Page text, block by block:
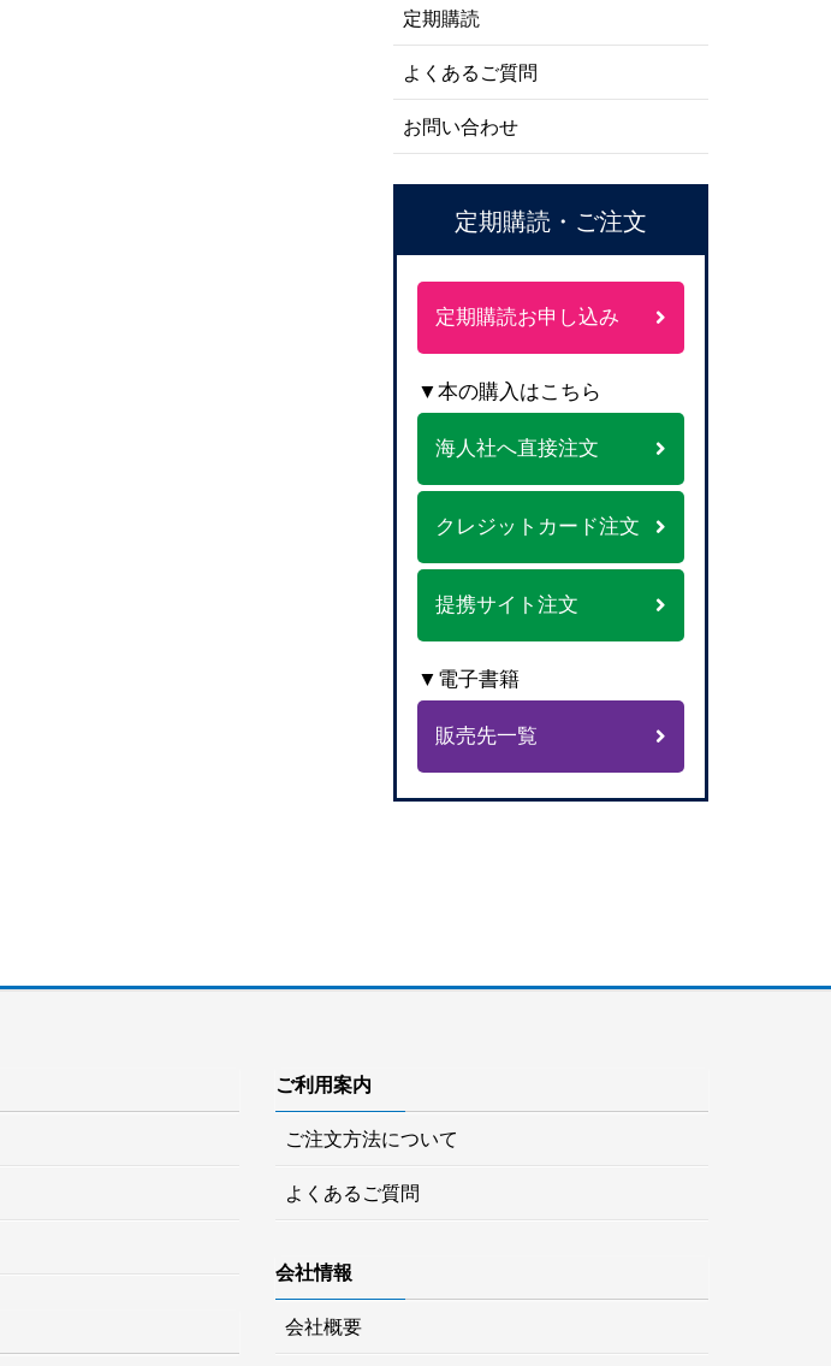
定期購読
よくあるご質問
お問い合わせ
定期購読・ご注文
定期購読お申し込み
▼本の購入はこちら
海人社へ直接注文
クレジットカード注文
提携サイト注文
▼電子書籍
販売先一覧
ご利用案内
ご注文方法について
よくあるご質問
会社情報
会社概要